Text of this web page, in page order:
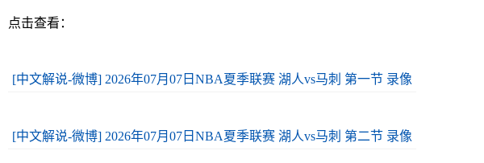
点击查看：
[中文解说-微博] 2026年07月07日NBA夏季联赛 湖人vs马刺 第一节 录像
[中文解说-微博] 2026年07月07日NBA夏季联赛 湖人vs马刺 第二节 录像